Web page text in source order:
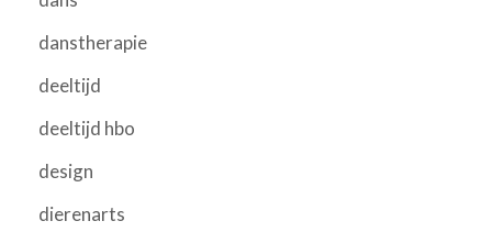
danstherapie
deeltijd
deeltijd hbo
design
dierenarts